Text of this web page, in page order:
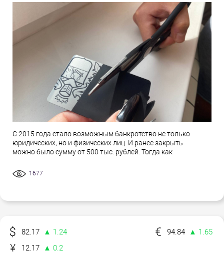
С 2015 года стало возможным банкротство не только
юридических, но и физических лиц. И ранее закрыть
можно было сумму от 500 тыс. рублей. Тогда как
1677
82.17 ▲ 1.24 94.84
▲ 1.65
12.17
▲ 0.2